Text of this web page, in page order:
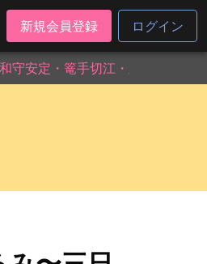
新規会員登録 ログイン
守安定・篭手切江・豊前江〜